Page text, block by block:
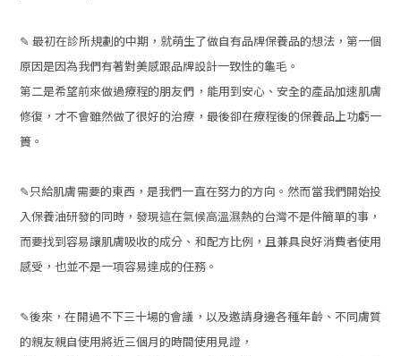
✎ 最初在診所規劃的中期，就萌生了做自有品牌保養品的想法，第一個
原因是因為我們有著對美感跟品牌設計一致性的龜毛。
第二是希望前來做過療程的朋友們，能用到安心、安全的產品加速肌膚
修復，才不會雖然做了很好的治療，最後卻在療程後的保養品上功虧一
簣。
✎只給肌膚需要的東西，是我們一直在努力的方向。然而當我們開始投
入保養油研發的同時，發現這在氣候高溫濕熱的台灣不是件簡單的事，
而要找到容易讓肌膚吸收的成分、和配方比例，且兼具良好消費者使用
感受，也並不是一項容易達成的任務。
✎後來，在開過不下三十場的會議，以及邀請身邊各種年齡、不同膚質
的親友親自使用將近三個月的時間使用見證，